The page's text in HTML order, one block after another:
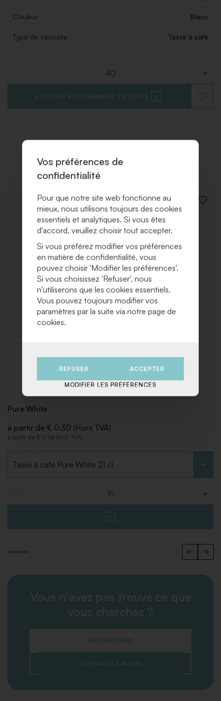
Couleur Blanc
Type de vaisselle Tasse à café
- +
AJOUTER À LA DEMANDE DE DEVIS
À
Produits associés
Pure White
à partir de € 0,30 (Hors TVA)
à partir de € 0,36 (Incl. TVA)
- +
Vous n'avez pas trouvé ce que
vous cherchez ?
RECHERCHER
CONTACTEZ-NOUS
Vos préférences de
confidentialité
Pour que notre site web fonctionne au
mieux, nous utilisons toujours des cookies
essentiels et analytiques. Si vous êtes
d'accord, veuillez choisir tout accepter.
Si vous préférez modifier vos préférences
en matière de confidentialité, vous
pouvez choisir 'Modifier les préférences'.
Si vous choisissez 'Refuser', nous
n'utiliserons que les cookies essentiels.
Vous pouvez toujours modifier vos
paramètres par la suite via notre page de
cookies.
REFUSER ACCEPTER
MODIFIER LES PRÉFÉRENCES